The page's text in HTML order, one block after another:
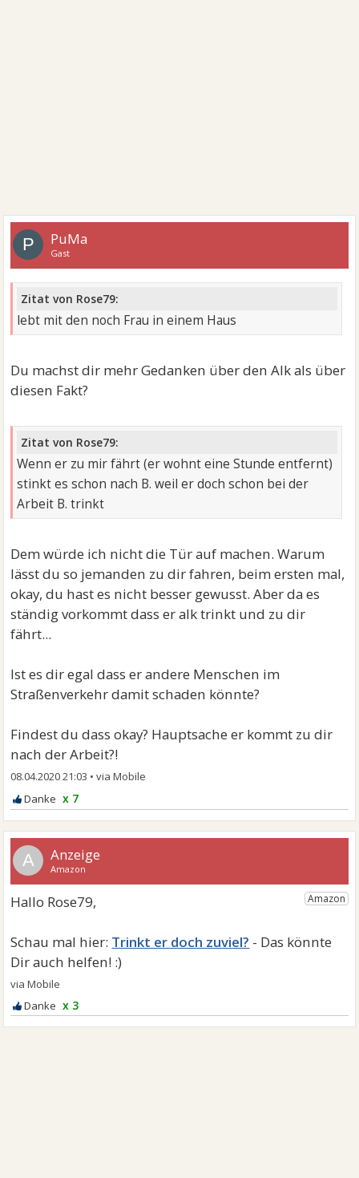
P PuMa
Gast
Zitat von Rose79:
lebt mit den noch Frau in einem Haus
Du machst dir mehr Gedanken über den Alk als über
diesen Fakt?
Zitat von Rose79:
Wenn er zu mir fährt (er wohnt eine Stunde entfernt)
stinkt es schon nach B. weil er doch schon bei der
Arbeit B. trinkt
Dem würde ich nicht die Tür auf machen. Warum
lässt du so jemanden zu dir fahren, beim ersten mal,
okay, du hast es nicht besser gewusst. Aber da es
ständig vorkommt dass er alk trinkt und zu dir
fährt...
Ist es dir egal dass er andere Menschen im
Straßenverkehr damit schaden könnte?
Findest du dass okay? Hauptsache er kommt zu dir
nach der Arbeit?!
08.04.2020 21:03 •
x 7
A
Trinkt er doch zuviel?
x 3